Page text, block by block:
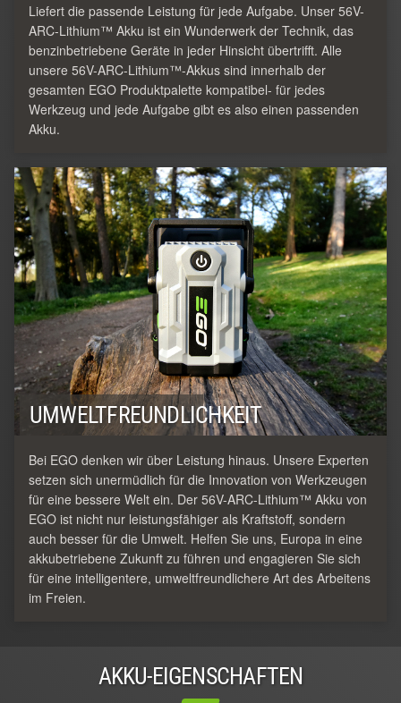
Liefert die passende Leistung für jede Aufgabe. Unser 56V-
ARC-Lithium™ Akku ist ein Wunderwerk der Technik, das
benzinbetriebene Geräte in jeder Hinsicht übertrifft. Alle
unsere 56V-ARC-Lithium™-Akkus sind innerhalb der
gesamten EGO Produktpalette kompatibel- für jedes
Werkzeug und jede Aufgabe gibt es also einen passenden
Akku.
UMWELTFREUNDLICHKEIT
Bei EGO denken wir über Leistung hinaus. Unsere Experten
setzen sich unermüdlich für die Innovation von Werkzeugen
für eine bessere Welt ein. Der 56V-ARC-Lithium™ Akku von
EGO ist nicht nur leistungsfähiger als Kraftstoff, sondern
auch besser für die Umwelt. Helfen Sie uns, Europa in eine
akkubetriebene Zukunft zu führen und engagieren Sie sich
für eine intelligentere, umweltfreundlichere Art des Arbeitens
im Freien.
AKKU-EIGENSCHAFTEN